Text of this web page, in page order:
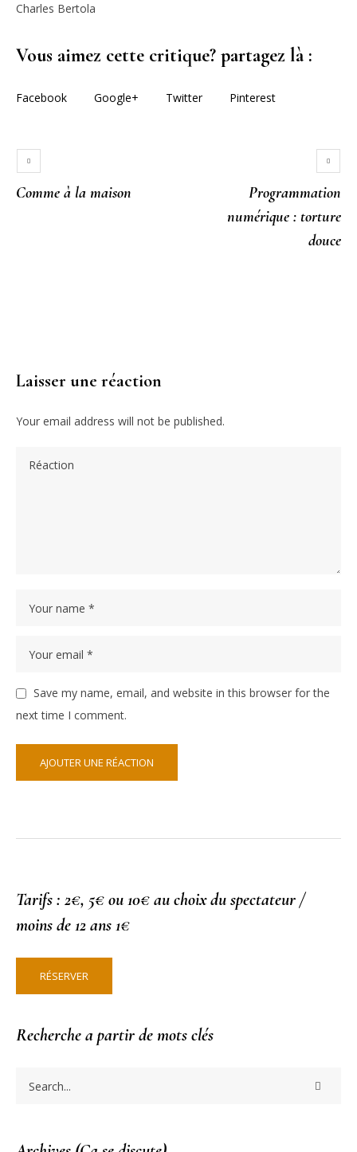
Charles Bertola
Vous aimez cette critique? partagez là :
Facebook Google+ Twitter Pinterest
‌Comme à la maison
Programmation
numérique : torture
douce
Laisser une réaction
Your email address will not be published.
Save my name, email, and website in this browser for the
next time I comment.
Tarifs : 2€, 5€ ou 10€ au choix du spectateur /
moins de 12 ans 1€
RÉSERVER
Recherche a partir de mots clés